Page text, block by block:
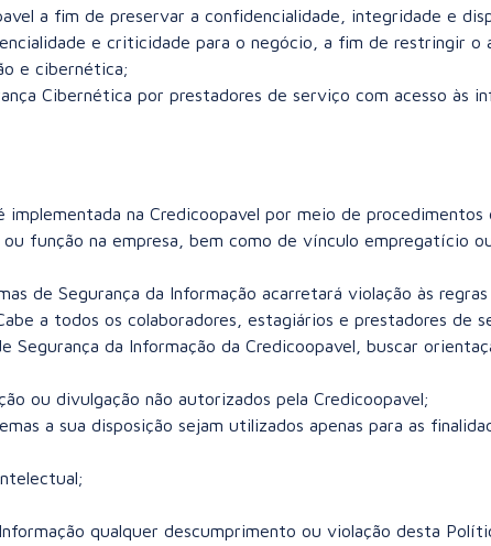
a fim de preservar a confidencialidade, integridade e
e criticidade para o negócio, a fim de restringir o
e cibernética;
Cibernética por prestadores de serviço com acesso às
na Credicoopavel por meio de
função na empresa, bem como de vínculo empregatício
de Segurança da Informação acarretará violação às
a todos os colaboradores, estagiários e prestadores de
da Informação da Credicoopavel, buscar
ou divulgação não autorizados pela Credicoopavel;
a sua disposição sejam utilizados apenas para as
qualquer descumprimento ou violação desta